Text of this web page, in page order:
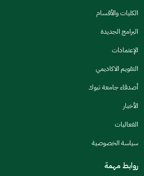
تصميمه يجعله سهل القراءة
جنس
اخبرنا عن تجربتك في هذه الخدمة
الكليات والأقسام
البرامج الجديدة
الإعتمادات
التقويم الاكاديمي
أصدقاء جامعة تبوك
الأخبار
الفعاليات
سياسة الخصوصية
روابط مهمة